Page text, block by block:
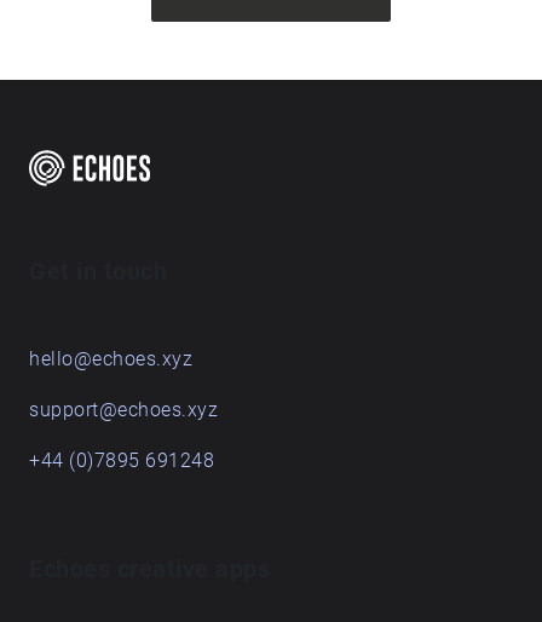
hello@echoes.xyz
support@echoes.xyz
+44 (0)7895 691248